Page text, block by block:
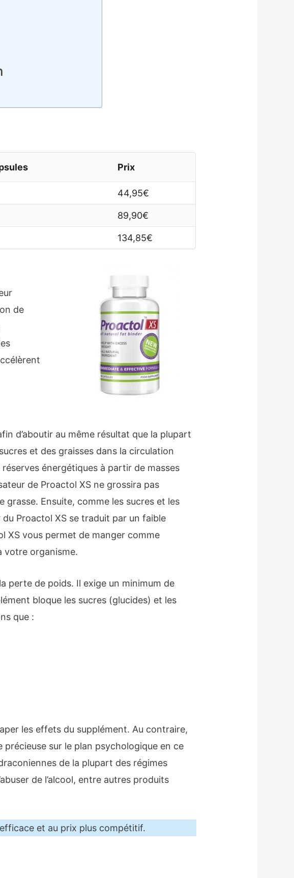
Prix
44,95€
89,90€
134,85€
de
d’aboutir au même résultat que la plupart
et des graisses dans la circulation
énergétiques à partir de masses
de Proactol XS ne grossira pas
Ensuite, comme les sucres et les
Proactol XS se traduit par un faible
XS vous permet de manger comme
votre organisme.
perte de poids. Il exige un minimum de
bloque les sucres (glucides) et les
que :
les effets du supplément. Au contraire,
précieuse sur le plan psychologique en ce
de la plupart des régimes
de l’alcool, entre autres produits
et au prix plus compétitif.